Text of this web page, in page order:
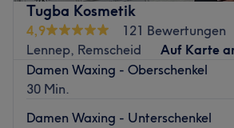
Tugba Kosmetik
4,9
121 Bewertungen
Lennep, Remscheid
Auf Karte
Damen Waxing - Oberschenkel
30 Min.
Damen Waxing - Unterschenkel